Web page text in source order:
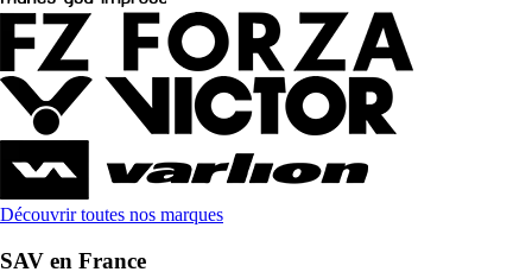
Découvrir toutes nos marques
SAV en France